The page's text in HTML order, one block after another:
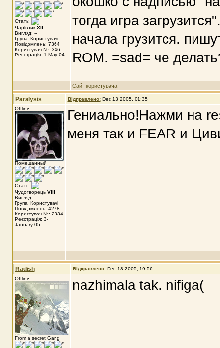
Стать:
Чарівник XII
Вигляд: --
Група: Користувачі
Повідомлень: 7364
Користувач №: 346
Реєстрація: 1-May 04
тогда игра
начала грузится.
ROM. =sad= че
Сайт користувача
Paralysis Відправлено: Dec 13 2005, 01:35
Offline
Помешанный
Стать:
Чудотворець VIII
Вигляд: --
Група: Користувачі
Повідомлень: 4278
Користувач №: 2334
Реєстрація: 3-
January 05
Гениально!Нажми на
меня так и FEAR и
Radish Відправлено: Dec 13 2005, 19:56
Offline
From a secret Gang
nazhimala tak. nifiga(